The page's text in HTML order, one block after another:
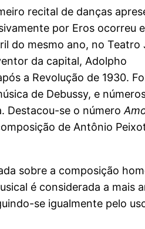
recital de danças
por Eros ocorreu
do mesmo ano, no Teatro
da capital, Adolpho
a Revolução de 1930.
de Debussy, e
Destacou-se o número
de Antônio
sobre a composição
é considerada a mais
se igualmente pelo